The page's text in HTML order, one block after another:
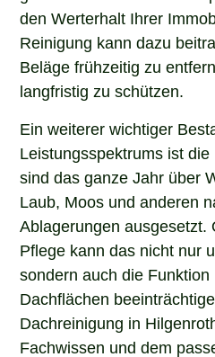
den Werterhalt Ihrer
Reinigung kann dazu
Beläge frühzeitig zu
langfristig zu schützen.
Ein weiterer wichtiger
Leistungsspektrums ist
sind das ganze Jahr über
Laub, Moos und anderen
Ablagerungen ausgesetzt.
Pflege kann das nicht nur
sondern auch die
Dachflächen
Dachreinigung in
Fachwissen und dem